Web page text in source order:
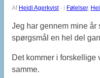
Af Heidi Agerkvist - i Følelser,
Jeg har gennem mine år
spørgsmål en hel del
Det kommer i forskellige
samme.